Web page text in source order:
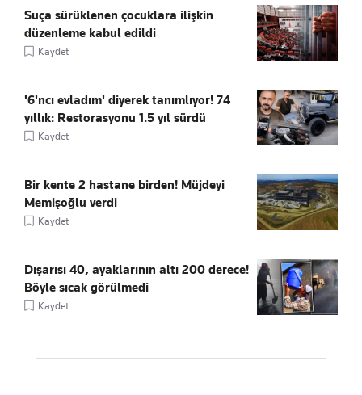
Suça sürüklenen çocuklara ilişkin
düzenleme kabul edildi
Kaydet
'6'ncı evladım' diyerek tanımlıyor! 74
yıllık: Restorasyonu 1.5 yıl sürdü
Kaydet
Bir kente 2 hastane birden! Müjdeyi
Memişoğlu verdi
Kaydet
Dışarısı 40, ayaklarının altı 200 derece!
Böyle sıcak görülmedi
Kaydet